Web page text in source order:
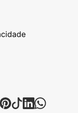
Pinterest
TiktokLinkedin
Whatsapp